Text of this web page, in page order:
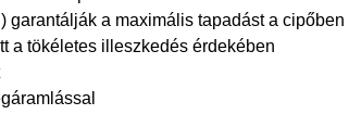
garantálják a maximális tapadást a cipőben
a tökéletes illeszkedés érdekében